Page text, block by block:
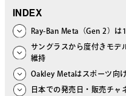
INDEX
Ray-Ban Meta（Gen 2）は
サングラスから度付きモデ
維持
Oakley Metaはスポーツ向
日本での発売日・販売チャ